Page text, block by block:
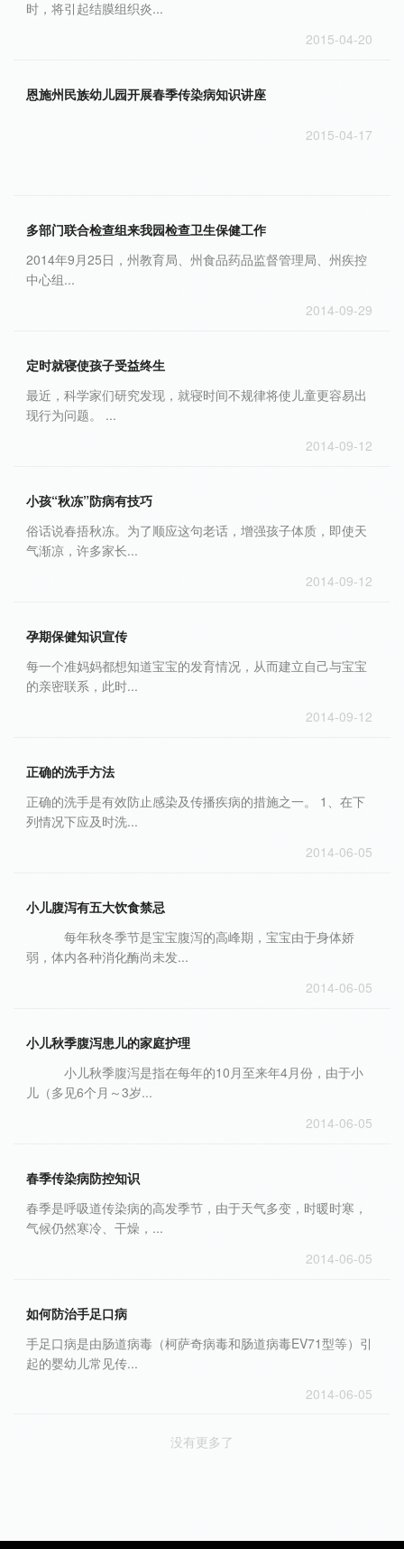
时，将引起结膜组织炎...
2015-04-20
恩施州民族幼儿园开展春季传染病知识讲座
2015-04-17
多部门联合检查组来我园检查卫生保健工作
2014年9月25日，州教育局、州食品药品监督管理局、州疾控
中心组...
2014-09-29
定时就寝使孩子受益终生
最近，科学家们研究发现，就寝时间不规律将使儿童更容易出
现行为问题。 ...
2014-09-12
小孩“秋冻”防病有技巧
俗话说春捂秋冻。为了顺应这句老话，增强孩子体质，即使天
气渐凉，许多家长...
2014-09-12
孕期保健知识宣传
每一个准妈妈都想知道宝宝的发育情况，从而建立自己与宝宝
的亲密联系，此时...
2014-09-12
正确的洗手方法
正确的洗手是有效防止感染及传播疾病的措施之一。 1、在下
列情况下应及时洗...
2014-06-05
小儿腹泻有五大饮食禁忌
每年秋冬季节是宝宝腹泻的高峰期，宝宝由于身体娇
弱，体内各种消化酶尚未发...
2014-06-05
小儿秋季腹泻患儿的家庭护理
小儿秋季腹泻是指在每年的10月至来年4月份，由于小
儿（多见6个月～3岁...
2014-06-05
春季传染病防控知识
春季是呼吸道传染病的高发季节，由于天气多变，时暖时寒，
气候仍然寒冷、干燥，...
2014-06-05
如何防治手足口病
手足口病是由肠道病毒（柯萨奇病毒和肠道病毒EV71型等）引
起的婴幼儿常见传...
2014-06-05
没有更多了